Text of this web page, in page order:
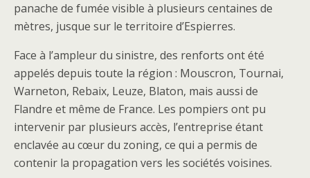
panache de fumée visible à plusieurs centaines de
mètres, jusque sur le territoire d’Espierres.
Face à l’ampleur du sinistre, des renforts ont été
appelés depuis toute la région : Mouscron, Tournai,
Warneton, Rebaix, Leuze, Blaton, mais aussi de
Flandre et même de France. Les pompiers ont pu
intervenir par plusieurs accès, l’entreprise étant
enclavée au cœur du zoning, ce qui a permis de
contenir la propagation vers les sociétés voisines.